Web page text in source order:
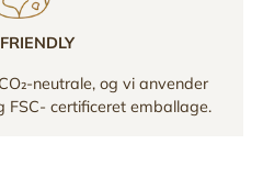
neutrale, og vi anvender
certificeret emballage.